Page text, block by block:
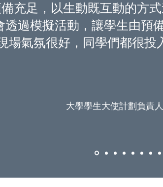
充足，以生動既互動的方
透過模擬活動，讓學生由預
場氣氛很好，同學們都很投
大學學生大使計劃負責